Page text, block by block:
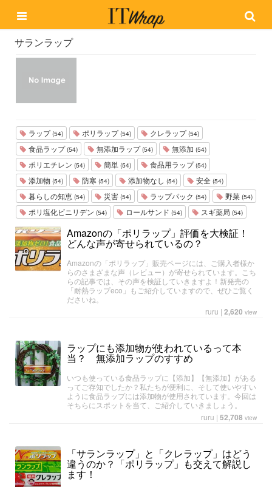
サランラップ
ラップ(54) ポリラップ(54) クレラップ(54)
食品ラップ(54) 無添加ラップ(54) 無添加 (54)
ポリエチレン (54) 簡単 (54) 食品用ラップ(54)
添加物 (54) 防寒 (54) 添加物なし (54) 安全 (54)
暮らしの知恵 (54) 災害 (54) ラップパック (54) 野菜 (54)
ポリ塩化ビニリデン (54) ロールサンド (54) スギ薬局 (54)
Amazonの「ポリラップ」評価を大検証！
どんな声が寄せられているの？
Amazonの「ポリラップ」販売ページには、ご購入者様か
らのさまざまな声（レビュー）が寄せられています。こち
らの記事では、その声を検証していきますよ！新発売の
「耐熱ラップeco」もご紹介していますので、ぜひご覧く
ださいね。
ruru | 2,620 view
ラップにも添加物が使われているって本
当？ 無添加ラップのすすめ
いつも使っている食品ラップに【添加】【無添加】がある
ってご存知でしたか？私たちが便利に、そして使いやすい
ように食品ラップには添加物が使用されています。今回は
そちらにスポットを当て、ご紹介していきましょう。
ruru | 52,708 view
「サランラップ」と「クレラップ」はどう
違うのか？「ポリラップ」も交えて解説し
ます！